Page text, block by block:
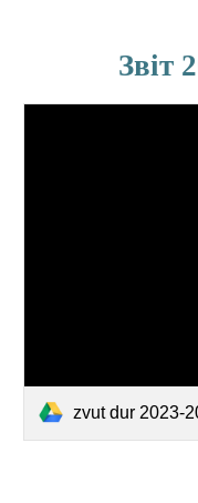
Звіт
zvut dur 2023-